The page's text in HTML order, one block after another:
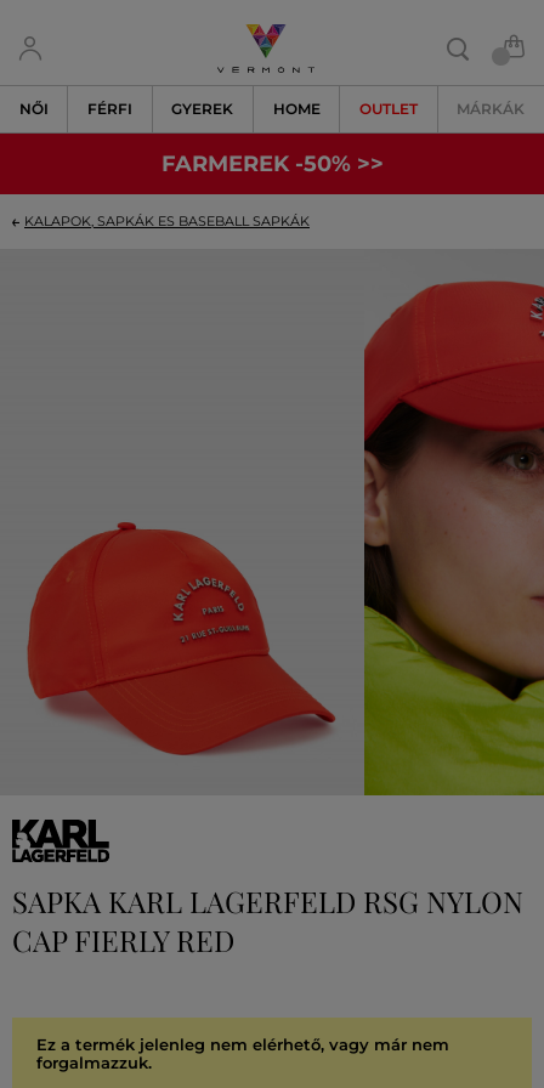
NŐI FÉRFI GYEREK HOME OUTLET MÁRKÁK
FARMEREK -50% >>
KALAPOK, SAPKÁK ES BASEBALL SAPKÁK
SAPKA KARL LAGERFELD RSG NYLON
CAP FIERLY RED
Ez a termék jelenleg nem elérhető, vagy már nem
forgalmazzuk.